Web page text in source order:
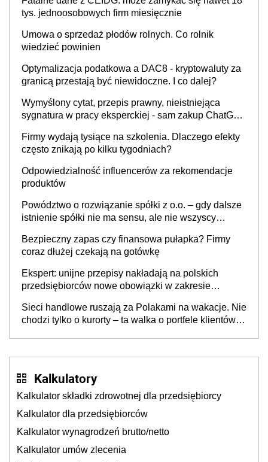
tys. jednoosobowych firm miesięcznie
Umowa o sprzedaż płodów rolnych. Co rolnik
wiedzieć powinien
Optymalizacja podatkowa a DAC8 - kryptowaluty za
granicą przestają być niewidoczne. I co dalej?
Wymyślony cytat, przepis prawny, nieistniejąca
sygnatura w pracy eksperckiej - sam zakup ChatGPT
Firmy wydają tysiące na szkolenia. Dlaczego efekty
często znikają po kilku tygodniach?
Odpowiedzialność influencerów za rekomendacje
produktów
Powództwo o rozwiązanie spółki z o.o. – gdy dalsze
istnienie spółki nie ma sensu, ale nie wszyscy
Bezpieczny zapas czy finansowa pułapka? Firmy
coraz dłużej czekają na gotówkę
Ekspert: unijne przepisy nakładają na polskich
przedsiębiorców nowe obowiązki w zakresie
Sieci handlowe ruszają za Polakami na wakacje. Nie
chodzi tylko o kurorty – ta walka o portfele klientów
Kalkulatory
Kalkulator składki zdrowotnej dla przedsiębiorcy
Kalkulator dla przedsiębiorców
Kalkulator wynagrodzeń brutto/netto
Kalkulator umów zlecenia